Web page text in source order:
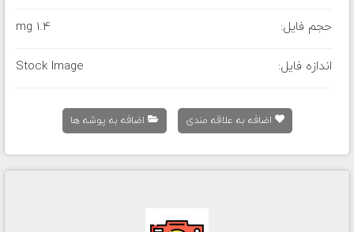
حجم فایل: 1.4 mg
اندازه فایل: Stock Image
اضافه به علاقه مندی اضافه به پوشه ها